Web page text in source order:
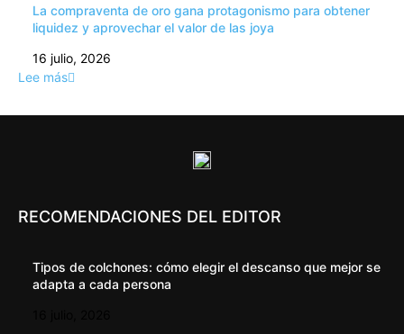
La compraventa de oro gana protagonismo para obtener
liquidez y aprovechar el valor de las joya
16 julio, 2026
Lee más
RECOMENDACIONES DEL EDITOR
Tipos de colchones: cómo elegir el descanso que mejor se
adapta a cada persona